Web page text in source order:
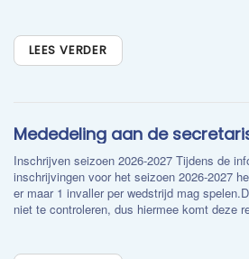
LEES VERDER
Mededeling aan de
Inschrijven seizoen 2026-2027 Tijdens de
inschrijvingen voor het seizoen 2026-2027
er maar 1 invaller per wedstrijd mag
niet te controleren, dus hiermee komt deze